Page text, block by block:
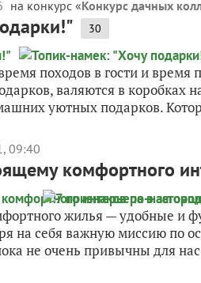
на конкурс «Конкурс дачных
30
походов в гости и время
валяются в коробках
уютных подарков.
09:40
комфортного
жилья — удобные и
на себя важную миссию по
не очень привычны для